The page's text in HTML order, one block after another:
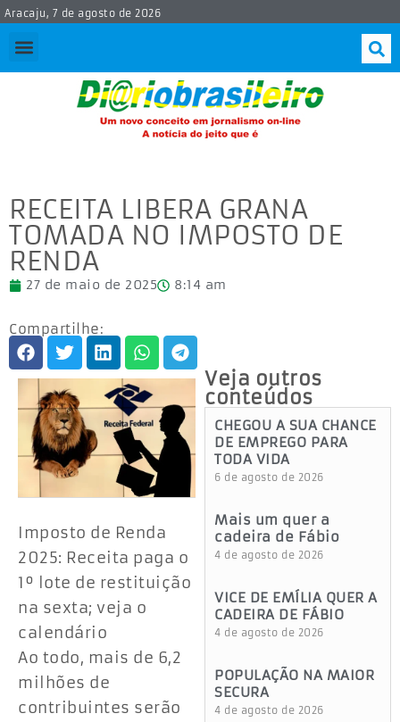
Aracaju, 7 de agosto de 2026
RECEITA LIBERA GRANA
TOMADA NO IMPOSTO DE
RENDA
27 de maio de 2025 8:14 am
Compartilhe:
Imposto de Renda
2025: Receita paga o
1º lote de restituição
na sexta; veja o
calendário
Ao todo, mais de 6,2
milhões de
contribuintes serão
Veja outros
conteúdos
CHEGOU A SUA CHANCE
DE EMPREGO PARA
TODA VIDA
6 de agosto de 2026
Mais um quer a
cadeira de Fábio
4 de agosto de 2026
VICE DE EMÍLIA QUER A
CADEIRA DE FÁBIO
4 de agosto de 2026
POPULAÇÃO NA MAIOR
SECURA
4 de agosto de 2026